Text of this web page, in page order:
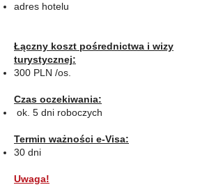
adres hotelu
Łączny koszt pośrednictwa i wizy
turystycznej:
300 PLN /os.
Czas oczekiwania:
ok. 5 dni roboczych
Termin ważności e-Visa:
30 dni
Uwaga!